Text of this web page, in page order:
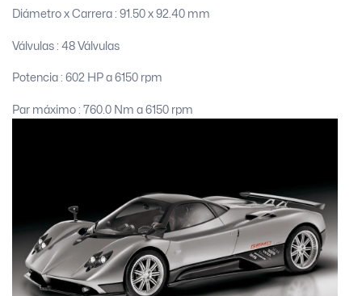
Diámetro x Carrera : 91.50 x 92.40 mm
Válvulas : 48 Válvulas
Potencia : 602 HP a 6150 rpm
Par máximo : 760.0 Nm a 6150 rpm